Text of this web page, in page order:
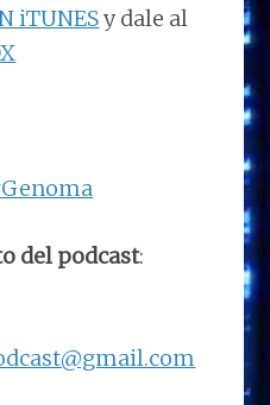
iTUNESy dale al
del podcast: